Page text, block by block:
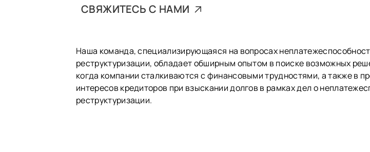
СВЯЖИТЕСЬ С НАМИ
Наша команда, специализирующаяся на вопросах
реструктуризации, обладает обширным опытом в поиске возможных
когда компании сталкиваются с финансовыми трудностями, а также в
интересов кредиторов при взыскании долгов в рамках дел о
реструктуризации.